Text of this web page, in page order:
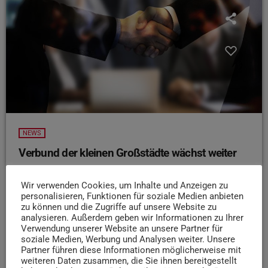
NEWS
Verbund der kleinen Großstädte wächst weiter
Trier gehört, hat ein neues Mitglied: die Stadt Kassel. Laut
Bericht der Stadt Trier wurde die Beitrittsvereinbarung
beim Treffen des Lenkungsausschusses in Paderborn
unterzeichnet. Trier war dort durch Dr. Nicole Thees vom
Amt für Stadtentwicklung vertreten. Ziel des Verbunds ist
es, die Interessen mittelgroßer Städte abseits der
Wir verwenden Cookies, um Inhalte und Anzeigen zu
personalisieren, Funktionen für soziale Medien anbieten
zu können und die Zugriffe auf unsere Website zu
analysieren. Außerdem geben wir Informationen zu Ihrer
Verwendung unserer Website an unsere Partner für
soziale Medien, Werbung und Analysen weiter. Unsere
Partner führen diese Informationen möglicherweise mit
weiteren Daten zusammen, die Sie ihnen bereitgestellt